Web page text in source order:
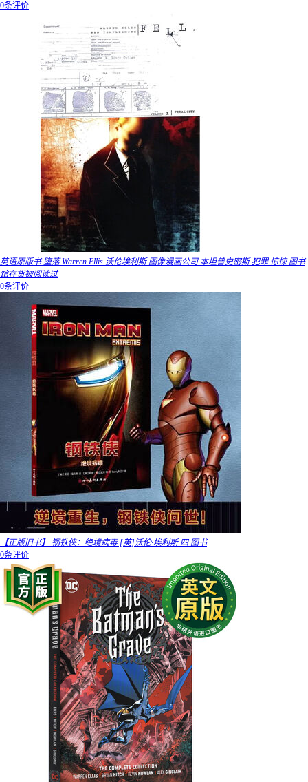
0条评价
英语原版书 堕落 Warren Ellis 沃伦埃利斯 图像漫画公司 本坦普史密斯 犯罪 惊悚 图书
馆存货被阅读过
0条评价
【正版旧书】 钢铁侠：绝境病毒 [英]沃伦·埃利斯 四 图书
0条评价